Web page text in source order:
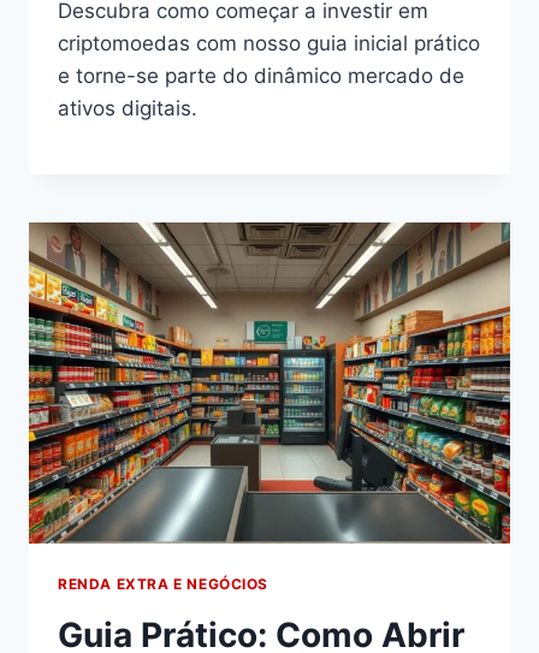
Descubra como começar a investir em
criptomoedas com nosso guia inicial prático
e torne-se parte do dinâmico mercado de
ativos digitais.
RENDA EXTRA E NEGÓCIOS
Guia Prático: Como Abrir